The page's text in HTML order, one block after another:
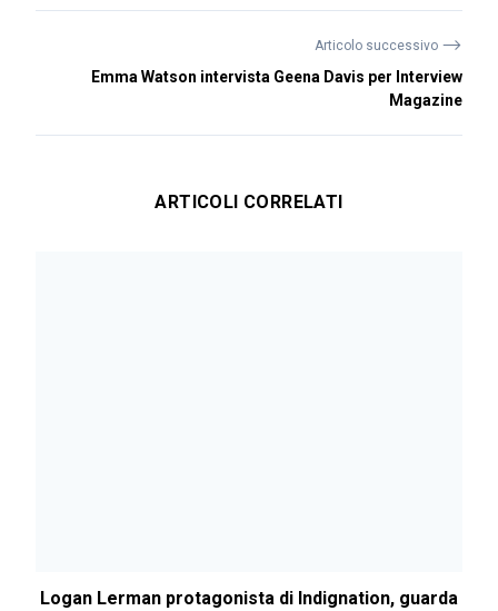
Articolo successivo ⟶
Emma Watson intervista Geena Davis per Interview
Magazine
ARTICOLI CORRELATI
Logan Lerman protagonista di Indignation, guarda